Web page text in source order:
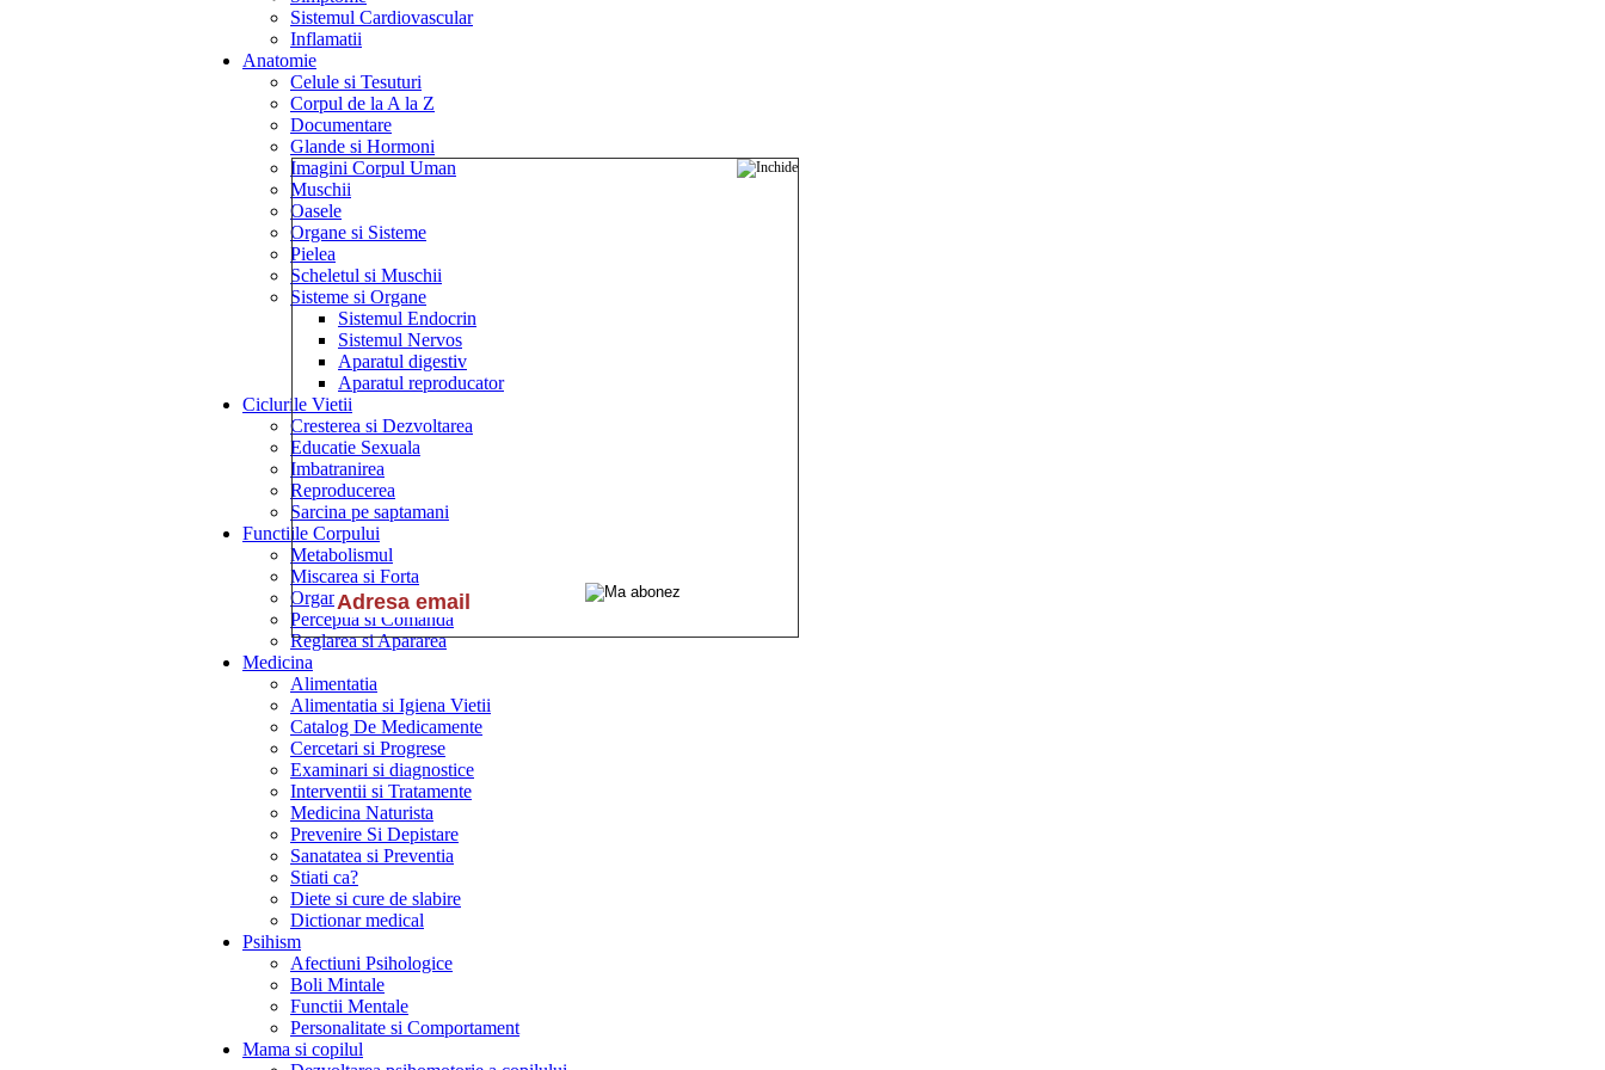
Sistemul Cardiovascular
Inflamatii
Anatomie
Celule si Tesuturi
Corpul de la A la Z
Documentare
Glande si Hormoni
Imagini Corpul Uman
Muschii
Oasele
Organe si Sisteme
Pielea
Scheletul si Muschii
Sisteme si Organe
Sistemul Endocrin
Sistemul Nervos
Aparatul digestiv
Aparatul reproducator
Ciclurile Vietii
Cresterea si Dezvoltarea
Educatie Sexuala
Imbatranirea
Reproducerea
Sarcina pe saptamani
Functiile Corpului
Metabolismul
Miscarea si Forta
Organele Interne
Perceptia si Comanda
Reglarea si Apararea
Medicina
Alimentatia
Alimentatia si Igiena Vietii
Catalog De Medicamente
Cercetari si Progrese
Examinari si diagnostice
Interventii si Tratamente
Medicina Naturista
Prevenire Si Depistare
Sanatatea si Preventia
Stiati ca?
Diete si cure de slabire
Dictionar medical
Psihism
Afectiuni Psihologice
Boli Mintale
Functii Mentale
Personalitate si Comportament
Mama si copilul